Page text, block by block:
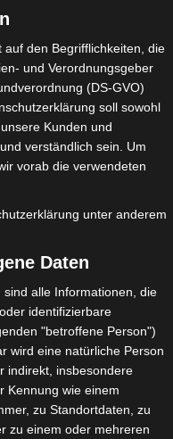
SITZSCHALE
€ *
DEN WARENKORB
den Begrifflichkeiten, die
und Verordnungsgeber
(DS-GVO)
soll sowohl
Kunden und
verständlich sein. Um
vorab die verwendeten
unter anderem
Daten
alle Informationen, die
identifizierbare
"betroffene Person")
wird eine natürliche Person
indirekt, insbesondere
Kennung wie einem
zu Standortdaten, zu
zu einem oder mehreren